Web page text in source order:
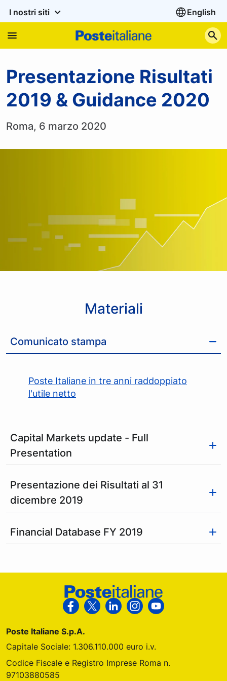
I nostri siti English
Presentazione Risultati
2019 & Guidance 2020
Roma, 6 marzo 2020
Materiali
Comunicato stampa
Poste Italiane in tre anni raddoppiato
l'utile netto
Capital Markets update - Full
Presentation
Presentazione dei Risultati al 31
dicembre 2019
Financial Database FY 2019
Footer Poste Italiane
Segui Poste Italiane su Facebook
Segui Poste Italiane su X
Segui Poste Italiane su
Segui Poste Italiane
Segui Poste
Poste Italiane S.p.A.
Capitale Sociale: 1.306.110.000 euro i.v.
Codice Fiscale e Registro Imprese Roma n.
97103880585